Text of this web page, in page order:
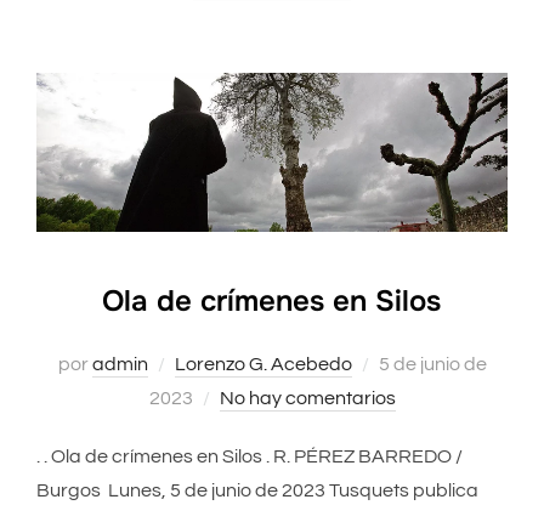
Ola de crímenes en Silos
poradmin Lorenzo G. Acebedo
Publicado
el
5 de junio de
2023
No hay comentarios
. . Ola de crímenes en Silos . R. PÉREZ BARREDO /
Burgos Lunes, 5 de junio de 2023 Tusquets publica